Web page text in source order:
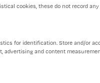
cookies, these do not record
for identification. Store and/or
advertising and content